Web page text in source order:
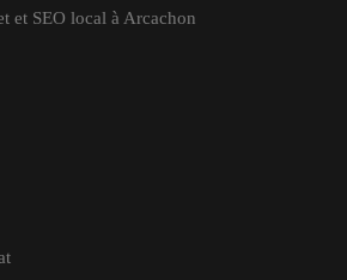
et SEO local à Arcachon